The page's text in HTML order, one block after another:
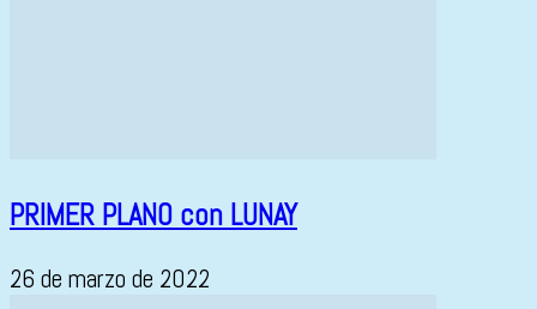
PRIMER PLANO con LUNAY
26 de marzo de 2022